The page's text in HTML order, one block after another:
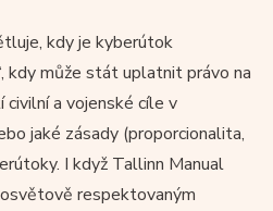
kdy je kyberútok
kdy může stát uplatnit právo na
civilní a vojenské cíle v
jaké zásady (proporcionalita,
I když Tallinn Manual
respektovaným